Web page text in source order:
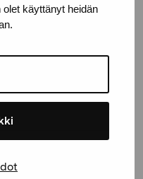
olet käyttänyt heidän
ja